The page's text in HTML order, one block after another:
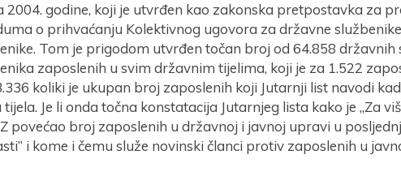
2004. godine, koji je utvrđen kao zakonska pretpostavka za
o prihvaćanju Kolektivnog ugovora za državne
Tom je prigodom utvrđen točan broj od 64.858 državnih
zaposlenih u svim državnim tijelima, koji je za 1.522
koliki je ukupan broj zaposlenih koji Jutarnji list navodi
Je li onda točna konstatacija Jutarnjeg lista kako je „Za
povećao broj zaposlenih u državnoj i javnoj upravi u
i kome i čemu služe novinski članci protiv zaposlenih u